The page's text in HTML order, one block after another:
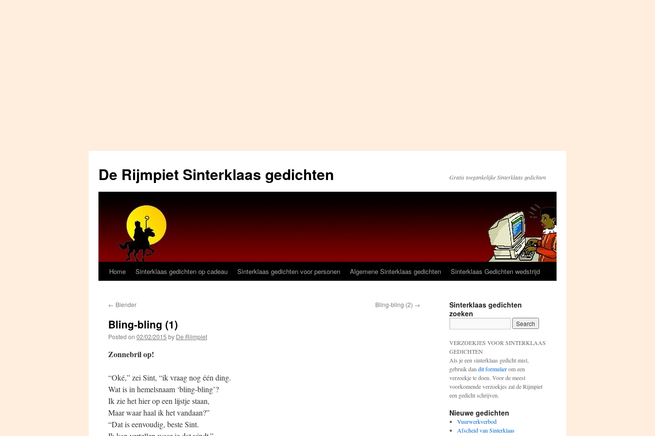
content
De Rijmpiet Sinterklaas gedichten Gratis toegankelijke Sinterklaas gedichten
Home Sinterklaas gedichten op cadeau Sinterklaas gedichten voor personen Algemene Sinterklaas gedichten Sinterklaas Gedichten wedstrijd
← Blender Bling-bling (2) →
Bling-bling (1)
Posted on 02/02/2015 by De Rijmpiet
Zonnebril op!
“Oké,” zei Sint, “ik vraag nog één ding.
Wat is in hemelsnaam ‘bling-bling’?
Ik zie het hier op een lijstje staan,
Maar waar haal ik het vandaan?”
“Dat is eenvoudig, beste Sint.
Sinterklaas gedichten
zoeken
VERZOEKJES VOOR SINTERKLAAS
GEDICHTEN
Als je een sinterklaas gedicht mist,
gebruik dan dit formulierom een
verzoekje te doen. Voor de meest
voorkomende verzoekjes zal de Rijmpiet
een gedicht schrijven.
Nieuwe gedichten
Vuurwerkverbod
Afscheid van Sinterklaas